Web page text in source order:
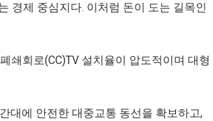
경제 중심지다. 이처럼 돈이 도는 길목인
쇄회로(CC)TV 설치율이 압도적이며 대형
대에 안전한 대중교통 동선을 확보하고,